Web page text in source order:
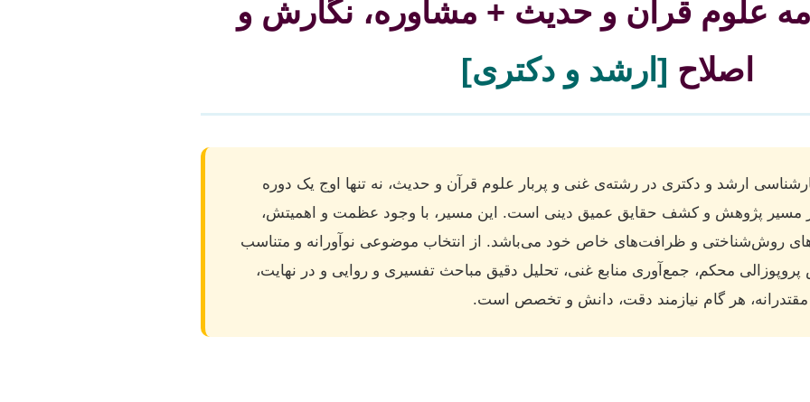
علوم قرآن و حدیث + مشاوره، نگارش و
اصلاح [ارشد و دکتری]
ارشد و دکتری در رشته‌ی غنی و پربار علوم قرآن و حدیث، نه تنها اوج یک دوره
مسیر پژوهش و کشف حقایق عمیق دینی است. این مسیر، با وجود عظمت و اهمیتش،
روش‌شناختی و ظرافت‌های خاص خود می‌باشد. از انتخاب موضوعی نوآورانه و متناسب
پروپوزالی محکم، جمع‌آوری منابع غنی، تحلیل دقیق مباحث تفسیری و روایی و در نهایت،
مقتدرانه، هر گام نیازمند دقت، دانش و تخصص است.